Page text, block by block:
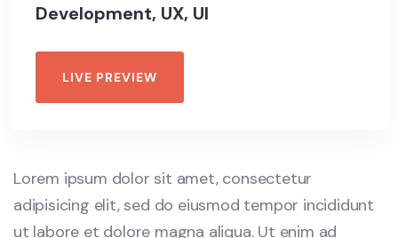
Development, UX, UI
LIVE PREVIEW
Lorem ipsum dolor sit amet, consectetur
adipisicing elit, sed do eiusmod tempor incididunt
ut labore et dolore magna aliqua. Ut enim ad